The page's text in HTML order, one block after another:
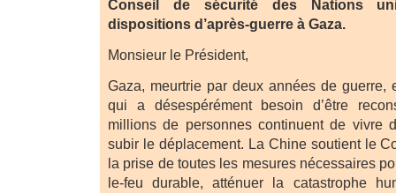
Conseil de sécurité des Nations
dispositions d’après-guerre à Gaza.
Monsieur le Président,
Gaza, meurtrie par deux années de guerre,
qui a désespérément besoin d’être
millions de personnes continuent de vivre
subir le déplacement. La Chine soutient le
la prise de toutes les mesures nécessaires
le-feu durable, atténuer la catastrophe